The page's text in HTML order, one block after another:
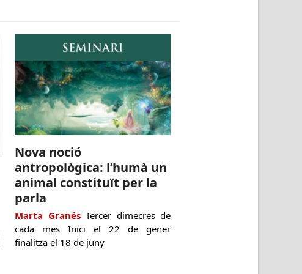
Nova noció
antropològica: l’humà un
animal constituït per la
parla
Marta GranésTercer dimecres de
cada mes Inici el 22 de gener
finalitza el 18 de juny